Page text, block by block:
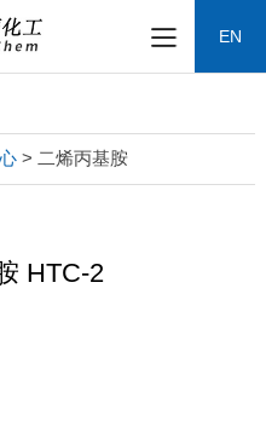
EN
> 二烯丙基胺
HTC-2